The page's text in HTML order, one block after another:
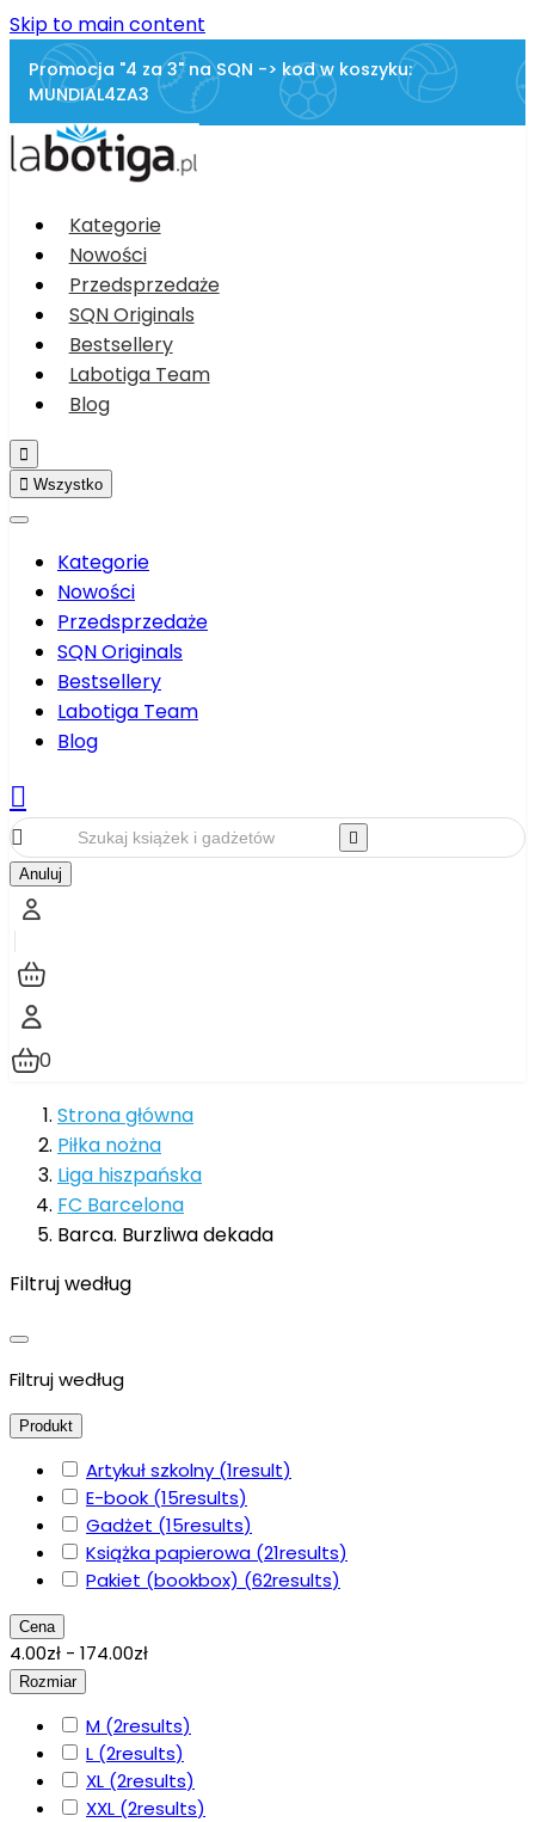
Skip to main content
Promocja "4 za 3" na SQN -> kod w koszyku:
MUNDIAL4ZA3
Kategorie
Nowości
Przedsprzedaże
SQN Originals
Bestsellery
Labotiga Team
Blog

 Wszystko
Kategorie
Nowości
Przedsprzedaże
SQN Originals
Bestsellery
Labotiga Team
Blog



Anuluj
0
Strona główna
Piłka nożna
Liga hiszpańska
FC Barcelona
Barca. Burzliwa dekada
Filtruj według
Filtruj według
Produkt
Artykuł szkolny (1result)
E-book (15results)
Gadżet (15results)
Książka papierowa (21results)
Pakiet (bookbox) (62results)
Cena
4.00zł - 174.00zł
Rozmiar
M (2results)
L (2results)
XL (2results)
XXL (2results)